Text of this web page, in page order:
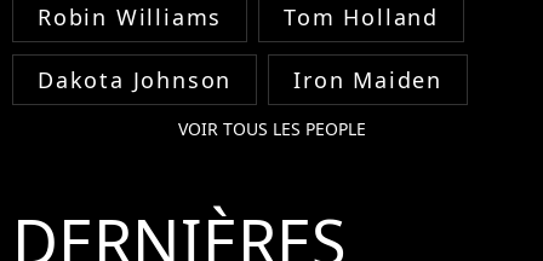
Robin Williams Tom Holland
Dakota Johnson Iron Maiden
VOIR TOUS LES PEOPLE
DERNIÈRES